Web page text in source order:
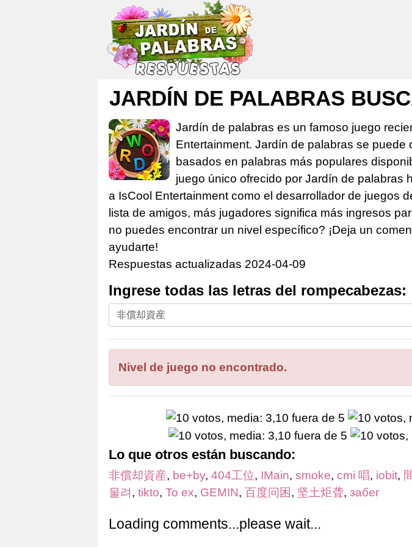
JARDÍN DE PALABRAS
Jardín de palabras es un famoso juego
Entertainment. Jardín de palabras se
basados en palabras más populares
juego único ofrecido por Jardín de palabras
a IsCool Entertainment como el desarrollador de juegos
lista de amigos, más jugadores significa más ingresos
no puedes encontrar un nivel específico? ¡Deja un
ayudarte!
Respuestas actualizadas 2024-04-09
Ingrese todas las letras del rompecabezas:
Ingrese
todas
letras
rompecabezas:
Nivel de juego no encontrado.
Lo que otros están buscando:
非償却資産, be+by, 404工位, IMain, smoke, cmi 唱, iobit,
물려, tikto, To ex, GEMIN, 百度问困, 坚土炬聋, забег
Loading comments...please wait...